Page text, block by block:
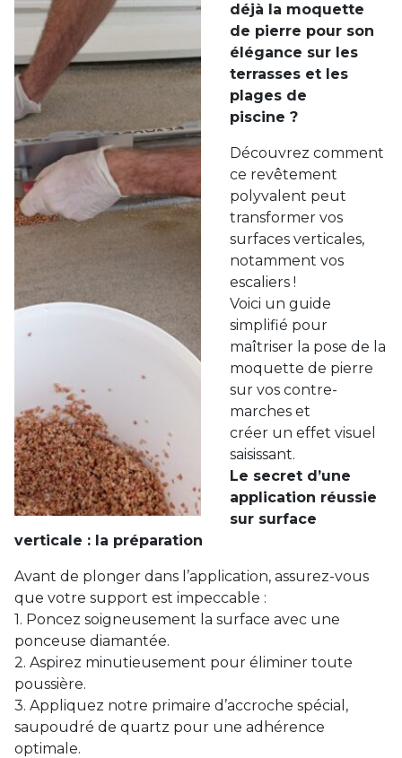
déjà la moquette
de pierre pour son
élégance sur les
terrasses et les
plages de
piscine ?
Découvrez comment
ce revêtement
polyvalent peut
transformer vos
surfaces verticales,
notamment vos
escaliers !
Voici un guide
simplifié pour
maîtriser la pose de la
moquette de pierre
sur vos contre-
marches et
créer un effet visuel
saisissant.
Le secret d’une
application réussie
sur surface
verticale : la préparation
Avant de plonger dans l’application, assurez-vous
que votre support est impeccable :
1. Poncez soigneusement la surface avec une
ponceuse diamantée.
2. Aspirez minutieusement pour éliminer toute
poussière.
3. Appliquez notre primaire d’accroche spécial,
saupoudré de quartz pour une adhérence
optimale.